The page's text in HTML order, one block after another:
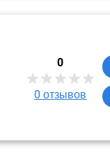
0
0 отзывов